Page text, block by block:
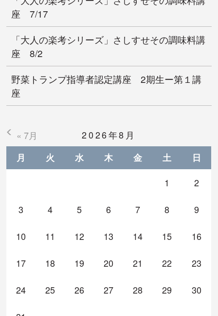
座 7/17
「大人の楽考シリーズ」さしすせその調味料講
座 8/2
野菜トランプ指導者認定講座 2期生ー第１講
座
2026年8月
月
火 水 木 金 土 日
« 7月
1 2
3 4 5 6 7 8 9
10 11 12 13 14 15 16
17 18 19 20 21 22 23
24 25 26 27 28 29 30